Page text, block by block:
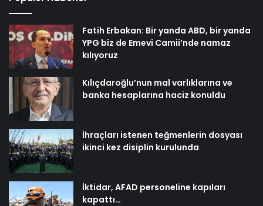
Fatih Erbakan: Bir yanda ABD, bir yanda
YPG biz de Emevi Camii’nde namaz
kılıyoruz
Kılıçdaroğlu’nun mal varlıklarına ve
banka hesaplarına haciz konuldu
İhraçları istenen teğmenlerin dosyası
ikinci kez disiplin kurulunda
İktidar, AFAD personeline kapıları
kapattı…